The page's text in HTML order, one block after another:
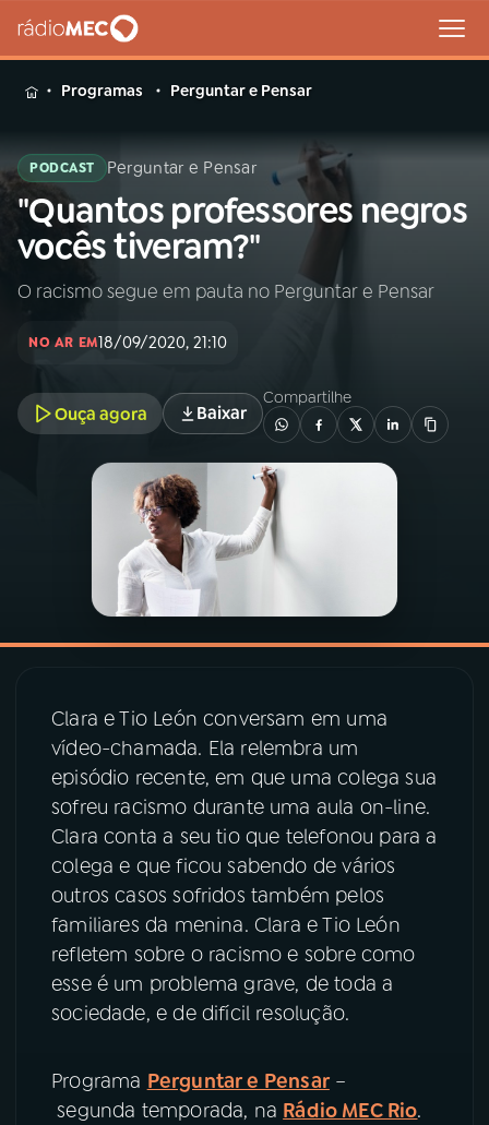
MENU
Buscar
na
Rádio
MEC
Buscar
01INÍCIO
A RÁDIO
PROGRAMAÇÃO
PROGRAMAS
06VIDEOCASTS
07 ÚLTIMAS
08PRÊMIO RÁDIO MEC
ACOMPANHE A RÁDIO MEC
YouTube Facebook
Instagram X
Programas Perguntar e Pensar
PODCAST Perguntar e Pensar
"Quantos professores negros
vocês tiveram?"
O racismo segue em pauta no Perguntar e Pensar
NO AR EM18/09/2020, 21:10
Ouça agora Baixar
Compartilhe
Clara e Tio León conversam em uma
vídeo-chamada. Ela relembra um
episódio recente, em que uma colega sua
sofreu racismo durante uma aula on-line.
Clara conta a seu tio que telefonou para a
colega e que ficou sabendo de vários
outros casos sofridos também pelos
familiares da menina. Clara e Tio León
refletem sobre o racismo e sobre como
esse é um problema grave, de toda a
sociedade, e de difícil resolução.
Programa Perguntar e Pensar–
segunda temporada, na Rádio MEC Rio.